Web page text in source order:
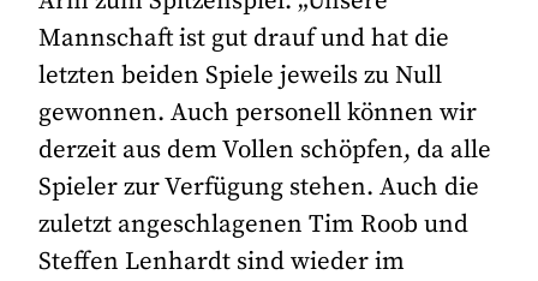
Mannschaft ist gut drauf und hat die
letzten beiden Spiele jeweils zu Null
gewonnen. Auch personell können wir
derzeit aus dem Vollen schöpfen, da alle
Spieler zur Verfügung stehen. Auch die
zuletzt angeschlagenen Tim Roob und
Steffen Lenhardt sind wieder im